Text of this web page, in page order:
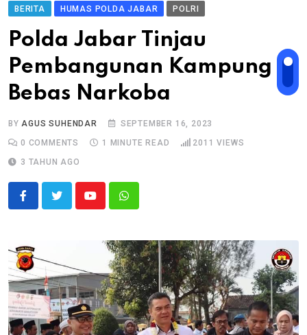
BERITA HUMAS POLDA JABAR POLRI
Polda Jabar Tinjau
Pembangunan Kampung
Bebas Narkoba
BYAGUS SUHENDAR
SEPTEMBER 16, 2023
0 COMMENTS 1 MINUTE READ 2011 VIEWS
3 TAHUN AGO
YoutubeWhatsapp